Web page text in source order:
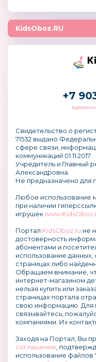
KidsOboz.RU
+7
Свидетельство о
71532 выдано
сфере связи,
коммуникаций 01.11.2017.
Учредитель и Главный
Александровна.
Не предназначено для
Любое использование
при наличии
игрушек
Портал KidsOboz.ru не
достоверность
абонентами и
использование
страницах либо
Обращаем внимание,
интернет-магазином
нельзя купить или
страницах портала
свою информацию. Для
связывайтесь,
компаниями. Их
Заходя на Портал, Вы
соглашение ,
использование файлов